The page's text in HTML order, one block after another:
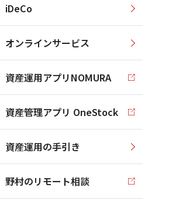
iDeCo
オンラインサービス
資産運用アプリNOMURA
資産管理アプリ OneStock
資産運用の手引き
野村のリモート相談